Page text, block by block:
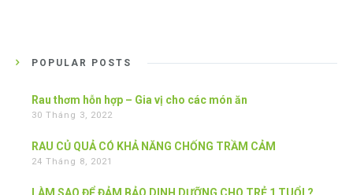
POPULAR POSTS
Rau thơm hỗn hợp – Gia vị cho các món ăn
30 Tháng 3, 2022
RAU CỦ QUẢ CÓ KHẢ NĂNG CHỐNG TRẦM CẢM
24 Tháng 8, 2021